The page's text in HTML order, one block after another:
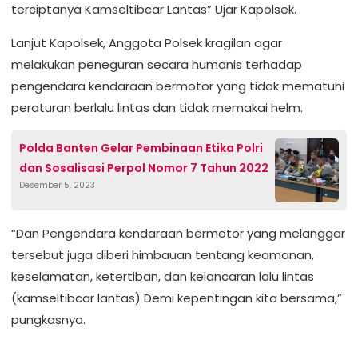
terciptanya Kamseltibcar Lantas” Ujar Kapolsek.
Lanjut Kapolsek, Anggota Polsek kragilan agar
melakukan peneguran secara humanis terhadap
pengendara kendaraan bermotor yang tidak mematuhi
peraturan berlalu lintas dan tidak memakai helm.
Polda Banten Gelar Pembinaan Etika Polri
dan Sosalisasi Perpol Nomor 7 Tahun 2022
Desember 5, 2023
“Dan Pengendara kendaraan bermotor yang melanggar
tersebut juga diberi himbauan tentang keamanan,
keselamatan, ketertiban, dan kelancaran lalu lintas
(kamseltibcar lantas) Demi kepentingan kita bersama,”
pungkasnya.